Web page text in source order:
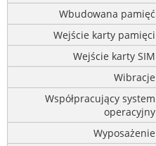
Wbudowana pamięć
Wejście karty pamięci
Wejście karty SIM
Wibracje
Współpracujący system
operacyjny
Wyposażenie